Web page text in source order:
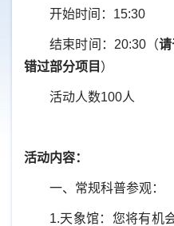
开始时间：15:30
结束时间：20:30（
错过部分项目 ）
活动人数100人
活动内容：
一、常规科普参观：
1.天象馆：您将有机